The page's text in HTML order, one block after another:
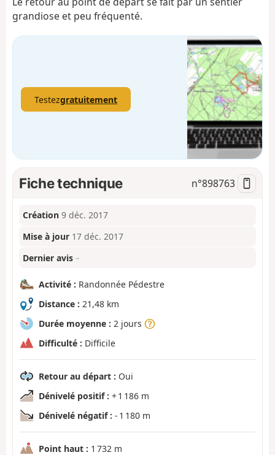
grandiose et peu fréquenté.
Testezgratuitement
Fiche technique n°898763
Création 9 déc. 2017
Mise à jour 17 déc. 2017
Dernier avis –
Activité : Randonnée Pédestre
Distance : 21,48 km
Durée moyenne : 2 jours
Difficulté : Difficile
Retour au départ : Oui
Dénivelé positif : + 1 186 m
Dénivelé négatif : - 1 180 m
Point haut : 1 732 m